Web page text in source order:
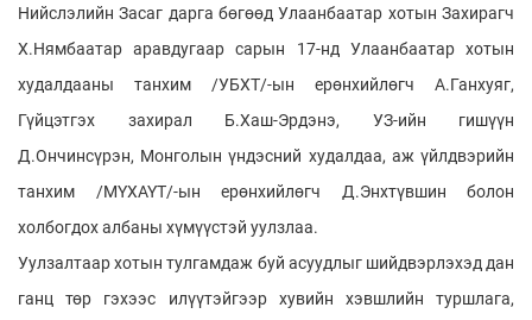
Нийслэлийн Засаг дарга бөгөөд Улаанбаатар хотын Захирагч
Х.Нямбаатар аравдугаар сарын 17-нд Улаанбаатар хотын
худалдааны танхим /УБХТ/-ын ерөнхийлөгч А.Ганхуяг,
Гүйцэтгэх захирал Б.Хаш-Эрдэнэ, УЗ-ийн гишүүн
Д.Ончинсүрэн, Монголын үндэсний худалдаа, аж үйлдвэрийн
танхим /МҮХАҮТ/-ын ерөнхийлөгч Д.Энхтүвшин болон
холбогдох албаны хүмүүстэй уулзлаа.
Уулзалтаар хотын тулгамдаж буй асуудлыг шийдвэрлэхэд дан
ганц төр гэхээс илүүтэйгээр хувийн хэвшлийн туршлага,